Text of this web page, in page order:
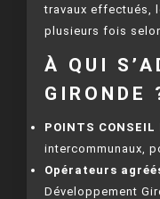
travaux effectués,
plusieurs fois selon
À QUI
GIRONDE
POINTS CONSEIL
intercommunaux,
Opérateurs
Développement